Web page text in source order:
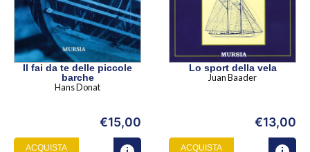
Il fai da te delle piccole
barche
Hans Donat
€15,00
ACQUISTA
Lo sport della vela
Juan Baader
€13,00
ACQUISTA